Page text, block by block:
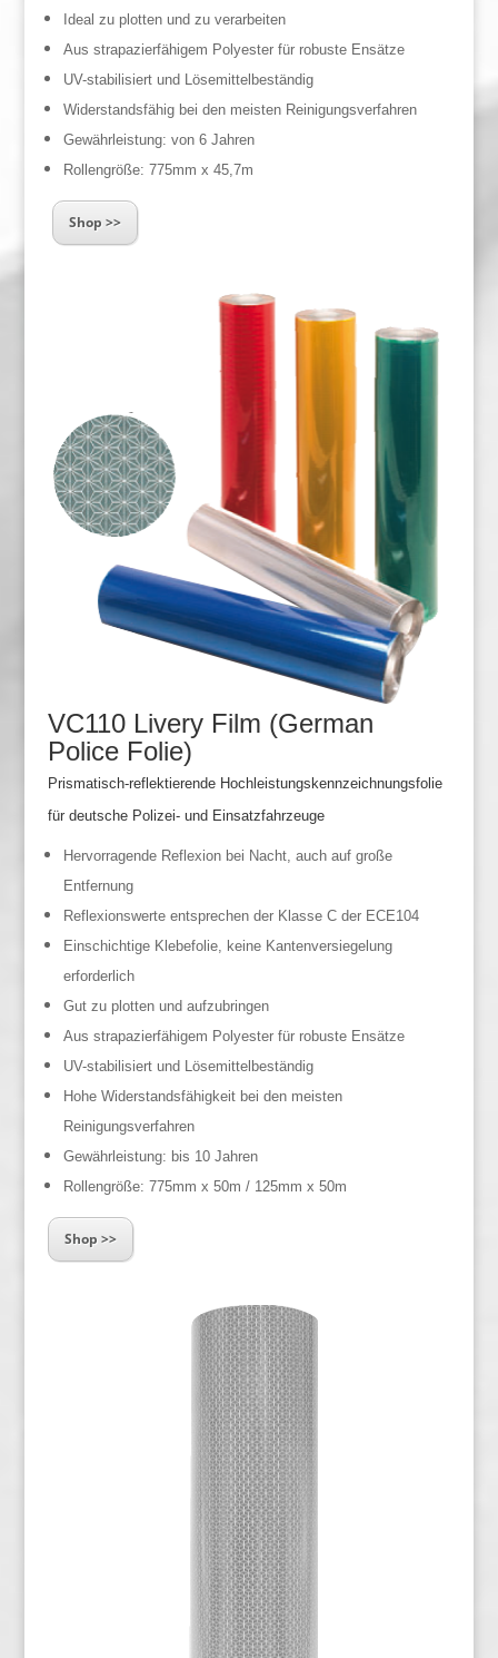
Ideal zu plotten und zu verarbeiten
Aus strapazierfähigem Polyester für robuste Ensätze
UV-stabilisiert und Lösemittelbeständig
Widerstandsfähig bei den meisten Reinigungsverfahren
Gewährleistung: von 6 Jahren
Rollengröße: 775mm x 45,7m
Shop >>
VC110 Livery Film (German
Police Folie)
Prismatisch-reflektierende Hochleistungskennzeichnungsfolie
für deutsche Polizei- und Einsatzfahrzeuge
Hervorragende Reflexion bei Nacht, auch auf große
Entfernung
Reflexionswerte entsprechen der Klasse C der ECE104
Einschichtige Klebefolie, keine Kantenversiegelung
erforderlich
Gut zu plotten und aufzubringen
Aus strapazierfähigem Polyester für robuste Ensätze
UV-stabilisiert und Lösemittelbeständig
Hohe Widerstandsfähigkeit bei den meisten
Reinigungsverfahren
Gewährleistung: bis 10 Jahren
Rollengröße: 775mm x 50m / 125mm x 50m
Shop >>